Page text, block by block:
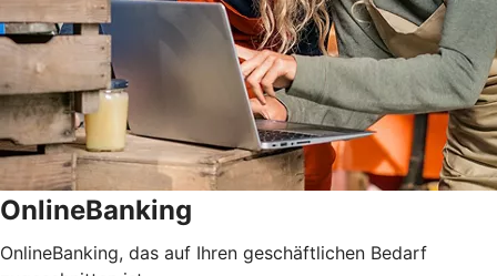
OnlineBanking
OnlineBanking, das auf Ihren geschäftlichen Bedarf